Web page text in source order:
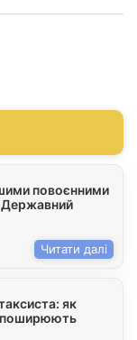
повоєнними
Державний
Читати далі
як
поширюють